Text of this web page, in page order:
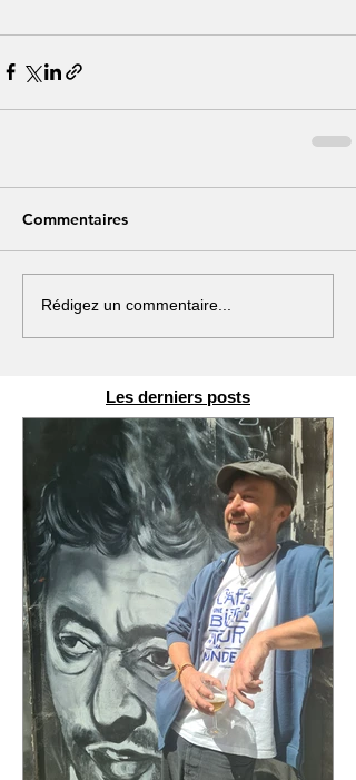
Commentaires
Rédigez un commentaire...
Les derniers posts